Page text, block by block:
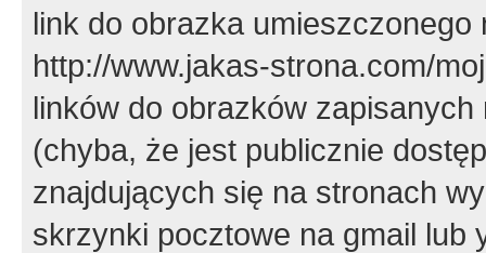
link do obrazka
http://www.jakas-strona.com/
linków do obrazków
(chyba, że jest publicznie
znajdujących się na stronach
skrzynki pocztowe na gmail lub